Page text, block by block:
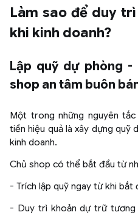
Làm sao để duy
khi kinh doanh?
Lập quỹ dự phòng -
shop an tâm buôn
Một trong những nguyên
tiền hiệu quả là xây dựng quỹ
kinh doanh.
Chủ shop có thể bắt đầu từ
- Trích lập quỹ ngay từ khi bắt
- Duy trì khoản dự trữ